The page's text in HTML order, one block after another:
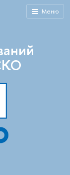
Меню